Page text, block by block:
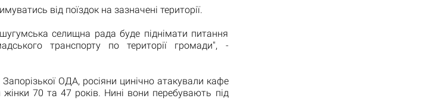
від поїздок на зазначені території.
селищна рада буде піднімати питання
транспорту по території громади", -
ОДА, росіяни цинічно атакували кафе
70 та 47 років. Нині вони перебувають під